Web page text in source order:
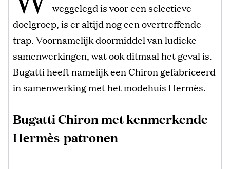
weggelegd is voor een selectieve
doelgroep, is er altijd nog een overtreffende
trap. Voornamelijk doormiddel van ludieke
samenwerkingen, wat ook ditmaal het geval is.
Bugatti heeft namelijk een Chiron gefabriceerd
in samenwerking met het modehuis Hermès.
Bugatti Chiron met kenmerkende
Hermès-patronen